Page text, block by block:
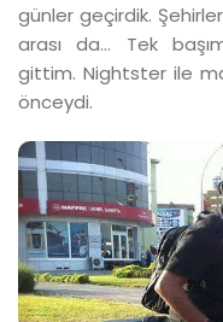
günler geçirdik.
arası da… Tek
gittim. Nightster ile
önceydi.